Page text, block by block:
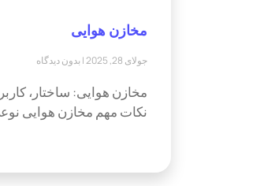
مخازن هوایی
جولای 28, 2025 بدون دیدگاه
مخازن هوایی: ساختار،
نکات مهم مخازن هوایی